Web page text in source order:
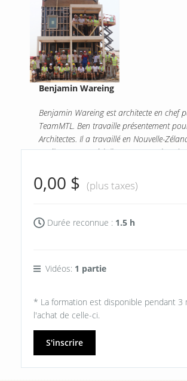
Benjamin Wareing
Benjamin Wareing est architecte en chef
TeamMTL. Ben travaille présentement
Architectes. Il a travaillé en Nouvelle-
Québec, et se spécialise en conception
0,00 $ (plus taxes)
Durée reconnue : 1.5 h
Vidéos: 1 partie
* La formation est disponible pendant 3
l'achat de celle-ci.
S'inscrire